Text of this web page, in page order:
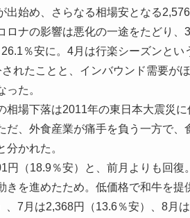
出始め、さらなる相場安となる
ナの影響は悪化の一途をたどり、
％安に。4月は行楽シーズンと
されたことと、インバウンド需要が
った。
場下落は2011年の東日本大震災
だ、外食産業が痛手を負う一方で
分かれた。
（18.9％安）と、前月よりも回復
きを進めたため。低価格で和牛を
、7月は2,368円（13.6％安）、8月